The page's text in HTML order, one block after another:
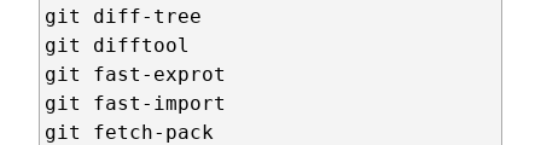
git diff-tree
git difftool
git fast-exprot
git fast-import
git fetch-pack